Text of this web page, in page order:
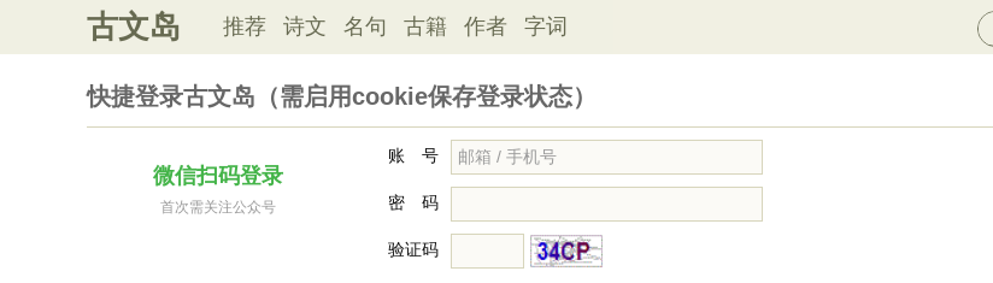
古文岛 推荐 诗文 名句 古籍 作者 字词
快捷登录古文岛（需启用cookie保存登录状态）
微信扫码登录
首次需关注公众号
账 号
密 码
验证码